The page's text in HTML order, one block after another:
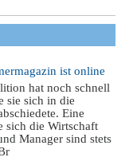
ist online
hat noch schnell
sie sich in die
Eine
sich die Wirtschaft
Manager sind stets